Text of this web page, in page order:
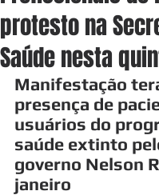
protesto na
Saúde nesta
Manifestação
presença de
usuários do
saúde extinto
governo Nelson
janeiro